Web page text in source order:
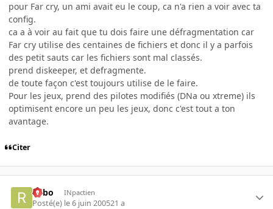
pour Far cry, un ami avait eu le coup, ca n'a rien a voir avec ta
config.
ca a à voir au fait que tu dois faire une défragmentation car
Far cry utilise des centaines de fichiers et donc il y a parfois
des petit sauts car les fichiers sont mal classés.
prend diskeeper, et defragmente.
de toute façon c'est toujours utilise de le faire.
Pour les jeux, prend des pilotes modifiés (DNa ou xtreme) ils
optimisent encore un peu les jeux, donc c'est tout a ton
avantage.
Citer
risbo INpactien
Posté(e) le 6 juin 200521 a